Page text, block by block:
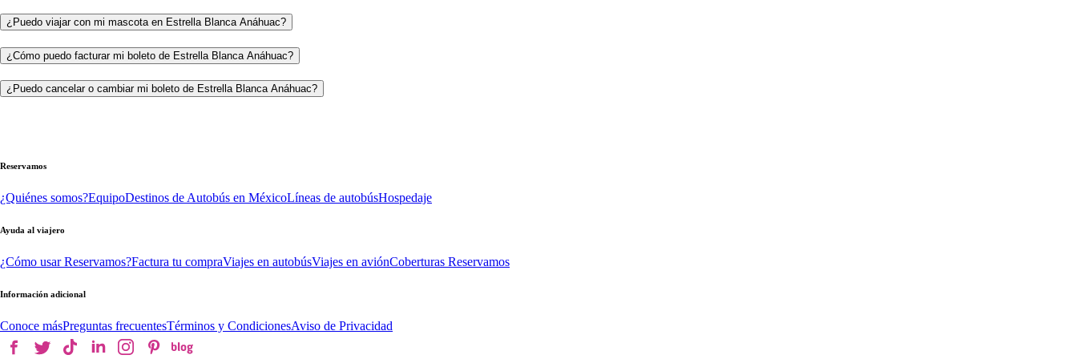
¿Puedo viajar con mi mascota en Estrella Blanca Anáhuac?
¿Cómo puedo facturar mi boleto de Estrella Blanca Anáhuac?
¿Puedo cancelar o cambiar mi boleto de Estrella Blanca Anáhuac?
Reservamos
¿Quiénes somos?EquipoDestinos de Autobús en MéxicoLíneas de autobúsHospedaje
Ayuda al viajero
¿Cómo usar Reservamos?Factura tu compraViajes en autobúsViajes en aviónCoberturas Reservamos
Información adicional
Conoce másPreguntas frecuentesTérminos y CondicionesAviso de Privacidad